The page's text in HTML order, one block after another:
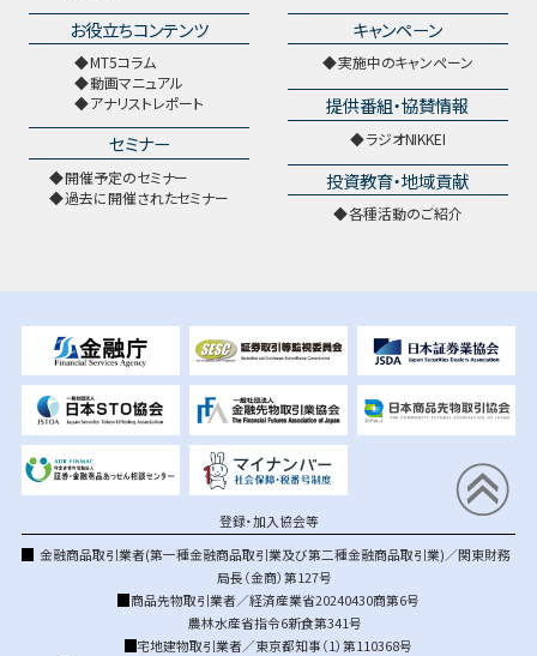
お役立ちコンテンツ
MT5コラム
動画マニュアル
アナリストレポート
セミナー
開催予定のセミナー
過去に開催されたセミナー
キャンペーン
実施中のキャンペーン
提供番組・協賛情報
ラジオNIKKEI
投資教育・地域貢献
各種活動のご紹介
登録・加入協会等
金融商品取引業者(第一種金融商品取引業及び第二種金融商品取引業)／関東財務
局長（金商）第127号
商品先物取引業者／経済産業省20240430商第6号
農林水産省指令6新食第341号
宅地建物取引業者／東京都知事（1）第110368号